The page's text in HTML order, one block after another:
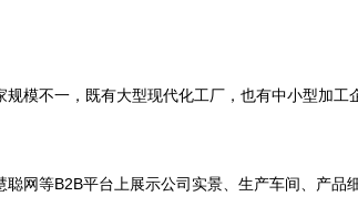
模不一，既有大型现代化工厂，也有中小型加工
网等B2B平台上展示公司实景、生产车间、产